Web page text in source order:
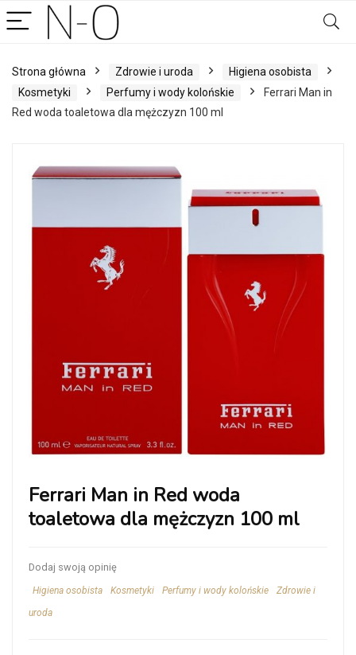
Strona główna Zdrowie i uroda
Higiena osobista
Kosmetyki
Perfumy i wody kolońskie
Ferrari Man in
Red woda toaletowa dla mężczyzn 100 ml
Ferrari Man in Red woda
toaletowa dla mężczyzn 100 ml
Dodaj swoją opinię
Higiena osobista Kosmetyki Perfumy i wody kolońskie
Zdrowie i
uroda